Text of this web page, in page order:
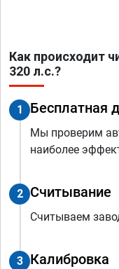
Как происходит
320 л.с.?
1 Бесплатная
Мы проверим
наиболее
2 Считывание
Считываем
3 Калибровка